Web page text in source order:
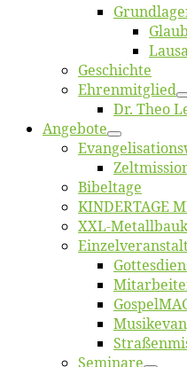
Ge­schich­te
Eh­ren­mit­glied
Dr. Theo
An­ge­bo­te
Bi­bel­ta­ge
KINDERTAGE
XXL-
Se­mi­na­re